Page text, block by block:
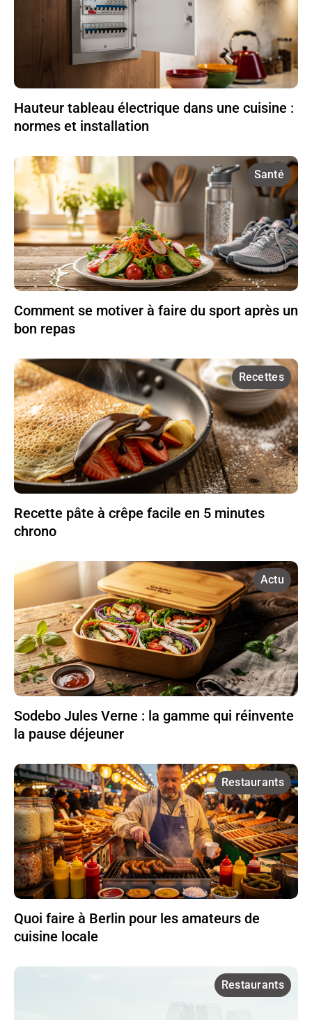
Hauteur tableau électrique dans une cuisine :
normes et installation
Santé
Comment se motiver à faire du sport après un
bon repas
Recettes
Recette pâte à crêpe facile en 5 minutes
chrono
Actu
Sodebo Jules Verne : la gamme qui réinvente
la pause déjeuner
Restaurants
Quoi faire à Berlin pour les amateurs de
cuisine locale
Restaurants